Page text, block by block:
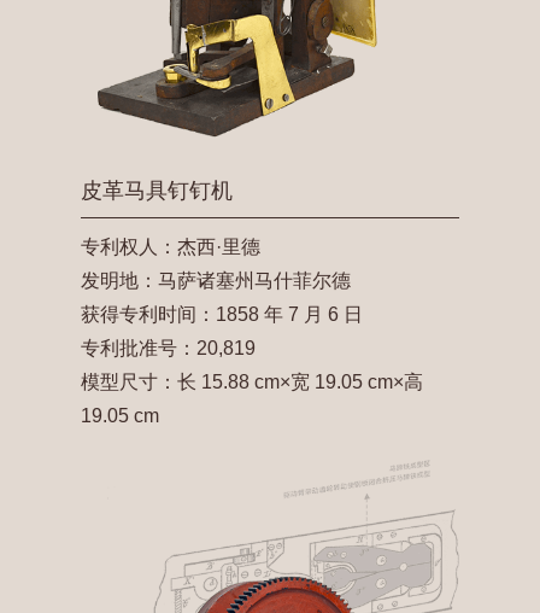
皮革马具钉钉机
专利权人：杰西·里德
发明地：马萨诸塞州马什菲尔德
获得专利时间：1858 年 7 月 6 日
专利批准号：20,819
模型尺寸：长 15.88 cm×宽 19.05 cm×高
19.05 cm